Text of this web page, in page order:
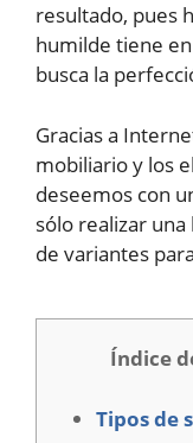
resultado, pues
humilde tiene
busca la
Gracias a
mobiliario y los
deseemos con
sólo realizar
de variantes
Índice
Tipos de